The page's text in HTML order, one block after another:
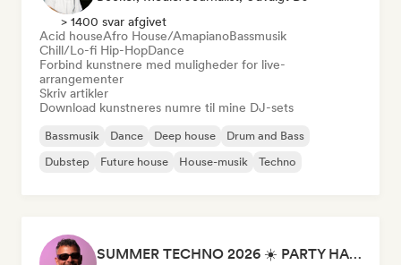
> 1400 svar afgivet
Acid houseAfro House/AmapianoBassmusik
Chill/Lo-fi Hip-HopDance
Forbind kunstnere med muligheder for live-
arrangementer
Skriv artikler
Download kunstneres numre til mine DJ-sets
Bassmusik Dance Deep house
Drum and Bass
Dubstep
Future house House-musik Techno
SUMMER TECHNO 2026 ☀️ PARTY HARD by Sebastian Bronk